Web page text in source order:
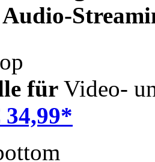
Audio-
für Video-